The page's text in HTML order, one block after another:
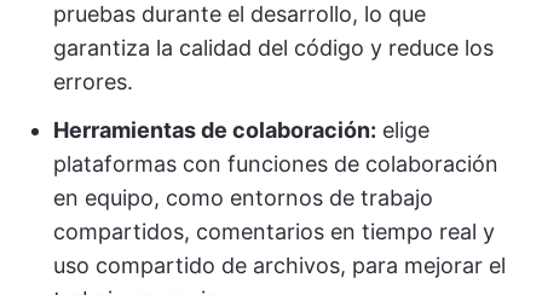
pruebas durante el desarrollo, lo que
garantiza la calidad del código y reduce los
errores.
Herramientas de colaboración: elige
plataformas con funciones de colaboración
en equipo, como entornos de trabajo
compartidos, comentarios en tiempo real y
uso compartido de archivos, para mejorar el